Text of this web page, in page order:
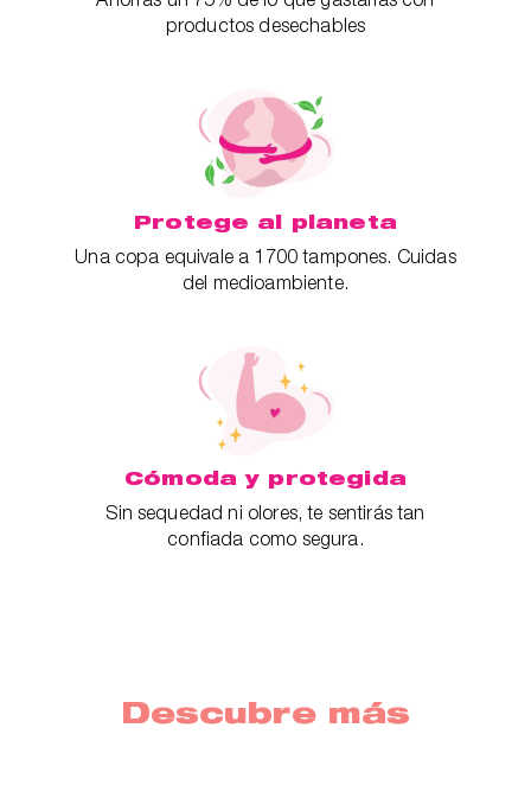
productos desechables
Protege al planeta
Una copa equivale a 1700 tampones. Cuidas
del medioambiente.
Cómoda y protegida
Sin sequedad ni olores, te sentirás tan
confiada como segura.
Descubre más